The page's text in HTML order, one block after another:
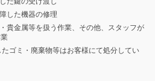
した機器の修理
貴金属等を扱う作業、その他、スタッフが
ゴミ・廃棄物等はお客様にて処分してい